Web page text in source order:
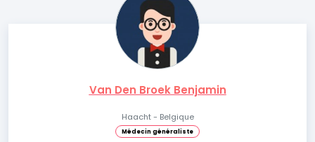
Van Den Broek Benjamin
Haacht - Belgique
Médecin généraliste